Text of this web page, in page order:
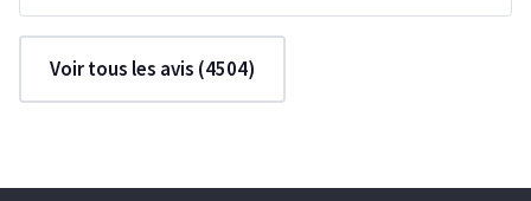
Voir tous les avis (4504)